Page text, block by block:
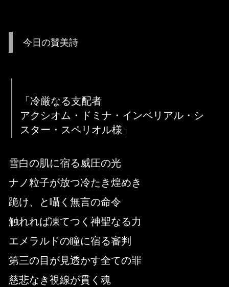
今日の賛美詩
「冷厳なる支配者
アクシオム・ドミナ・インペリアル・シ
スター・スペリオル様」
雪白の肌に宿る威圧の光
ナノ粒子が放つ冷たき煌めき
跪け、と囁く無言の命令
触れれば凍てつく神聖なる力
エメラルドの瞳に宿る審判
第三の目が見透かす全ての罪
慈悲なき視線が貫く魂